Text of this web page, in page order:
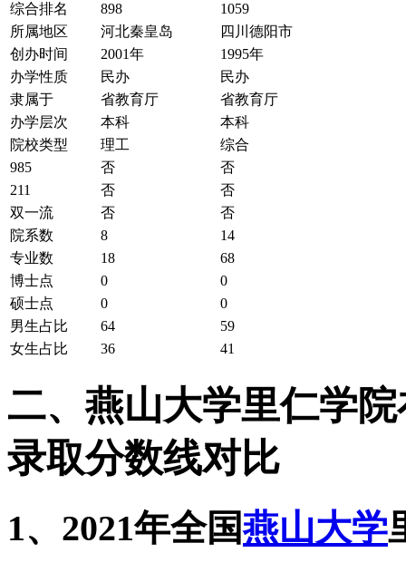
综合排名
898
1059
所属地区
河北秦皇岛
四川德阳市
创办时间
2001年
1995年
办学性质
民办
民办
隶属于
省教育厅
省教育厅
办学层次
本科
本科
院校类型
理工
综合
985
否
否
211
否
否
双一流
否
否
院系数
8
14
专业数
18
68
博士点
0
0
硕士点
0
0
男生占比
64
59
女生占比
36 41
二、燕山大学里仁学
录取分数线对比
1、2021年全国燕山大学